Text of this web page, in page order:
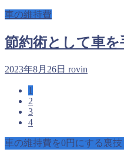
車の維持費
節約術として車を
2023年8月26日 rovin
1
2
3
4
車の維持費を0円にする裏技